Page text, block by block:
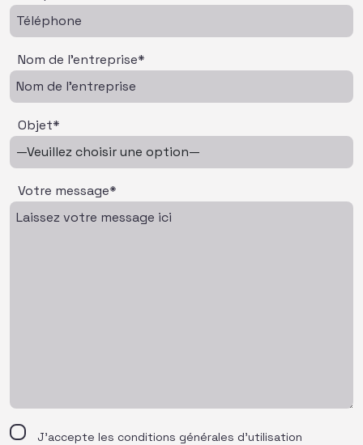
Nom de l'entreprise*
Objet*
Votre message*
J’accepte les conditions générales d’utilisation